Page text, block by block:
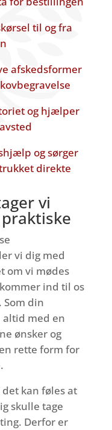
til og fra
afskedsformer
og hjælper
og sørger
direkte
vi
vi dig med
om vi mødes
ind til os
Som din
altid med en
ønsker og
rette form for
kan føles at
skulle tage
Derfor er